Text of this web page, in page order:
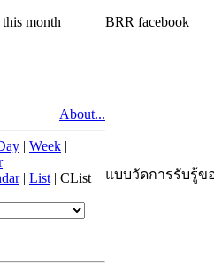
month
About...
| Week |
| List | CList
BRR facebook
แบบวัดการรับรู้ข